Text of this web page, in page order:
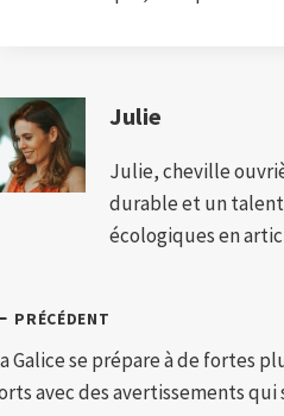
Julie
Julie, cheville
durable et un
écologiques en
PRÉCÉDENT
Galice se prépare à de fortes
avec des avertissements